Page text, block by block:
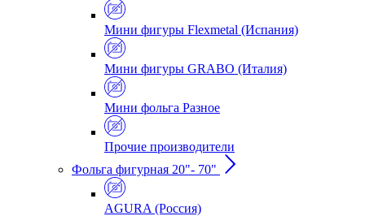
Мини фигуры Flexmetal (Испания)
Мини фигуры GRABO (Италия)
Мини фольга Разное
Прочие производители
Фольга фигурная 20"- 70"
AGURA (Россия)